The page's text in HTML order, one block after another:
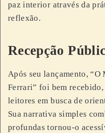
paz interior através da
reflexão.
Recepção
Após seu lançamento, “O
Ferrari” foi bem
leitores em busca de
Sua narrativa simples
profundas tornou-o